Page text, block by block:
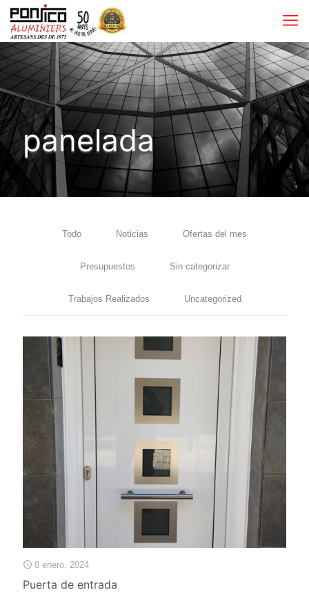
panelada
Todo Noticias Ofertas del mes
Presupuestos Sin categorizar
Trabajos Realizados Uncategorized
8 enero, 2024
Puerta de entrada